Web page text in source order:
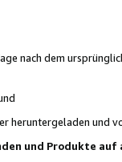
nach dem
heruntergeladen und
und Produkte auf